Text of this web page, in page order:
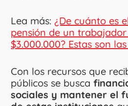
Lea más: ¿De cuánto es
pensión de un
$3.000.000? Estas son
Con los recursos que
públicos se busca
sociales y mantener el